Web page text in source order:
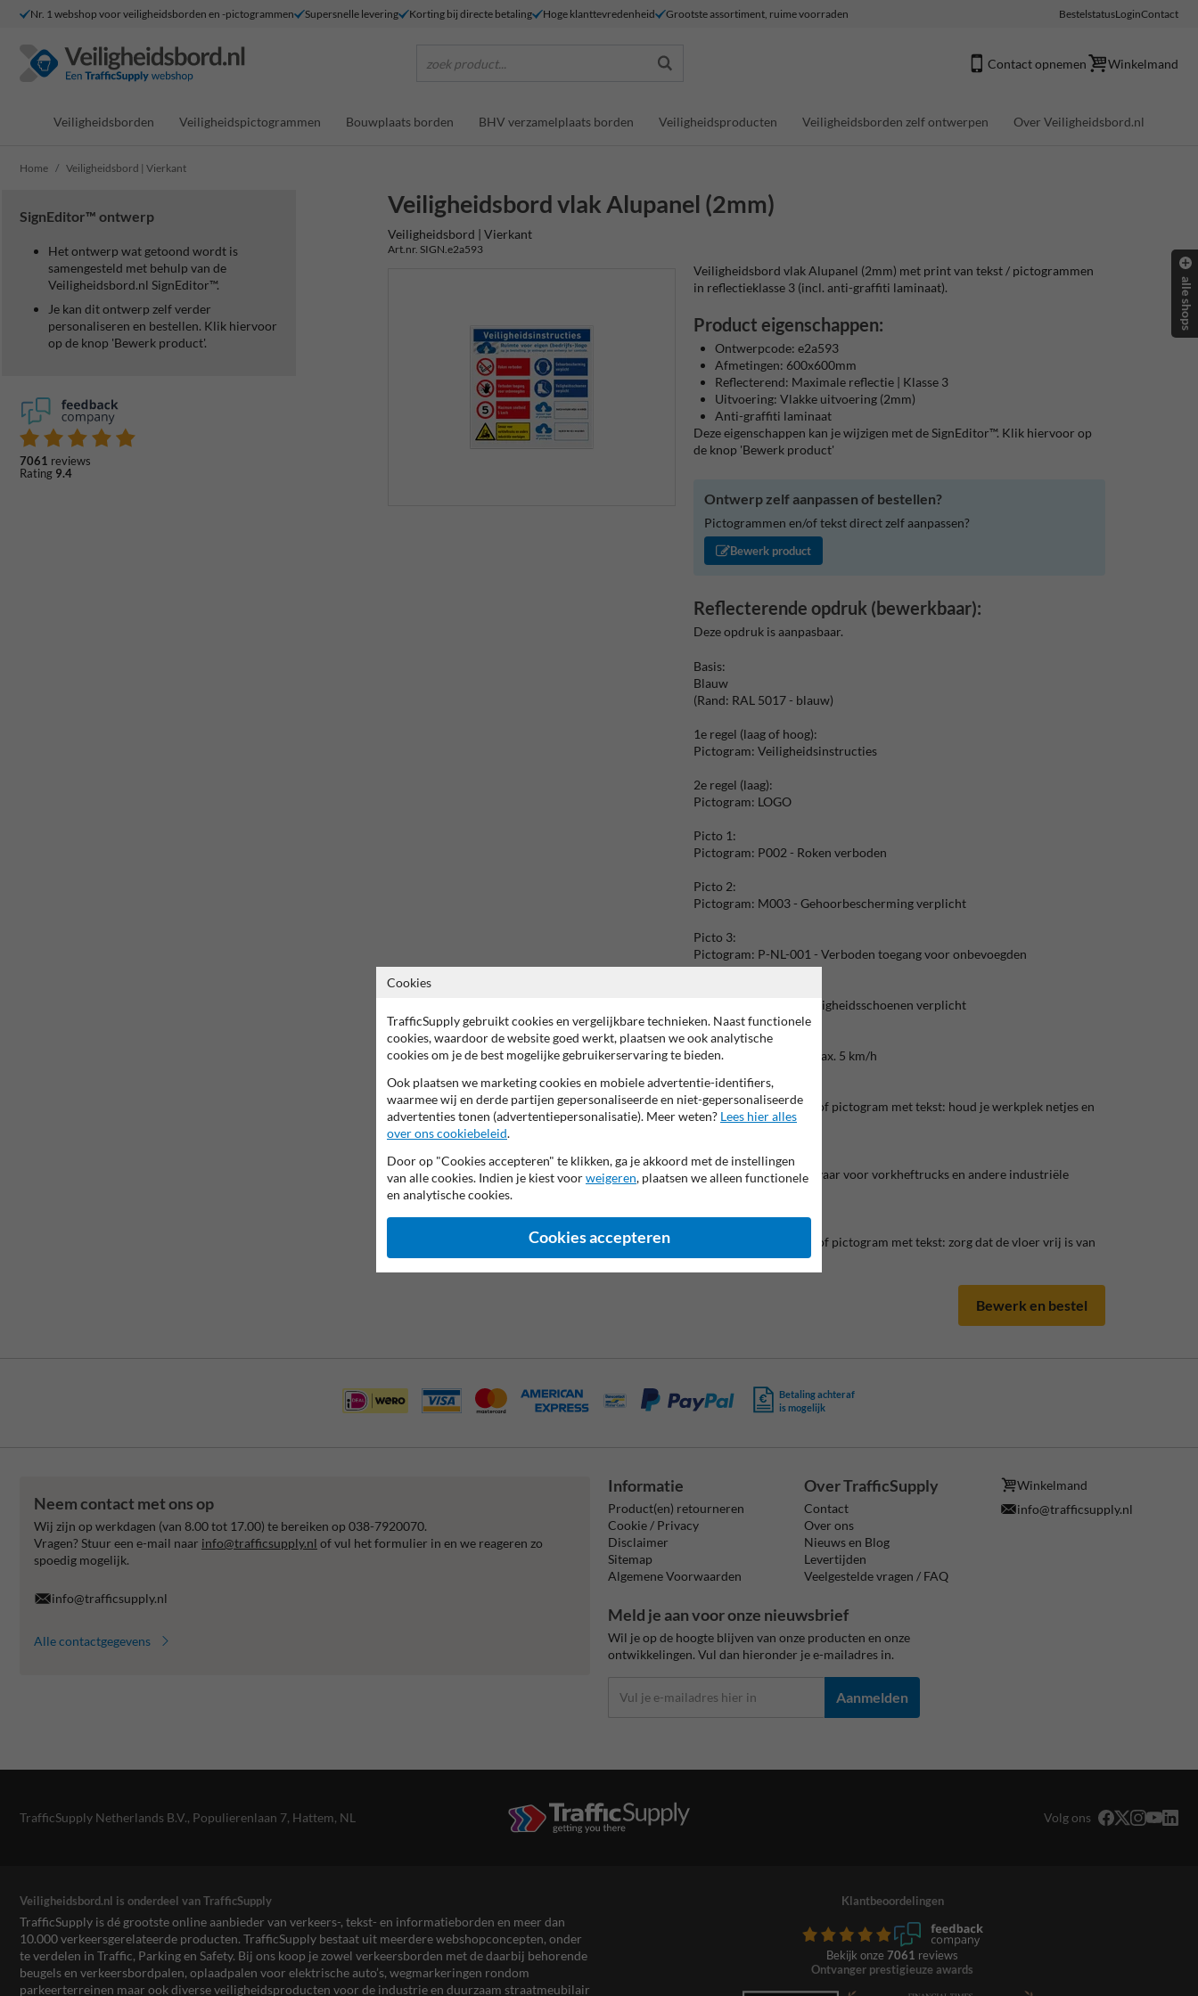
Nr. 1 webshop voor veiligheidsborden en -pictogrammen Supersnelle levering Korting bij directe betaling Hoge klanttevredenheid Grootste assortiment, ruime voorraden BestelstatusLoginContact
zoek product... Contact opnemen Winkelmand
Veiligheidsborden Veiligheidspictogrammen Bouwplaats borden BHV verzamelplaats borden Veiligheidsproducten Veiligheidsborden zelf ontwerpen Over Veiligheidsbord.nl
Home Veiligheidsbord | Vierkant
SignEditor™ ontwerp
Het ontwerp wat getoond wordt is
samengesteld met behulp van de
Veiligheidsbord.nl SignEditor™.
Je kan dit ontwerp zelf verder
personaliseren en bestellen. Klik hiervoor
op de knop 'Bewerk product'.
7061 reviews
Rating 9.4
Veiligheidsbord vlak Alupanel (2mm)
Veiligheidsbord | Vierkant
Art.nr. SIGN.e2a593
Veiligheidsbord vlak Alupanel (2mm) met print van tekst / pictogrammen
in reflectieklasse 3 (incl. anti-graffiti laminaat).
Product eigenschappen:
Ontwerpcode: e2a593
Afmetingen: 600x600mm
Reflecterend: Maximale reflectie | Klasse 3
Uitvoering: Vlakke uitvoering (2mm)
Anti-graffiti laminaat
Deze eigenschappen kan je wijzigen met de SignEditor™. Klik hiervoor op
de knop 'Bewerk product'
Ontwerp zelf aanpassen of bestellen?
Pictogrammen en/of tekst direct zelf aanpassen?
Bewerk product
Reflecterende opdruk (bewerkbaar):
Deze opdruk is aanpasbaar.
Basis:
Blauw
(Rand: RAL 5017 - blauw)
1e regel (laag of hoog):
Pictogram: Veiligheidsinstructies
2e regel (laag):
Pictogram: LOGO
Picto 1:
Pictogram: P002 - Roken verboden
Picto 2:
Pictogram: M003 - Gehoorbescherming verplicht
Picto 3:
Pictogram: P-NL-001 - Verboden toegang voor onbevoegden
Pictogram: M008 - Veiligheidsschoenen verplicht
Picto 5:
Pictogram: A01-05 - Max. 5 km/h
Picto 6:
Pictogram: Eigen logo of pictogram met tekst: houd je werkplek netjes en
ordelijk
Picto 7:
Pictogram: W014 - Gevaar voor vorkheftrucks en andere industriële
Pictogram: Eigen logo of pictogram met tekst: zorg dat de vloer vrij is van
opstakels.
Bewerk en bestel
Betaling achteraf
is mogelijk
Neem contact met ons op
Wij zijn op werkdagen (van 8.00 tot 17.00) te bereiken op 038-7920070.
Vragen? Stuur een e-mail naar info@trafficsupply.nl of vul het formulier in en we reageren zo
spoedig mogelijk.
info@trafficsupply.nl
Alle contactgegevens
Informatie
Product(en) retourneren
Cookie / Privacy
Disclaimer
Sitemap
Algemene Voorwaarden
Over TrafficSupply
Contact
Over ons
Nieuws en Blog
Levertijden
Veelgestelde vragen / FAQ
Winkelmand
info@trafficsupply.nl
Meld je aan voor onze nieuwsbrief
Wil je op de hoogte blijven van onze producten en onze
ontwikkelingen. Vul dan hieronder je e-mailadres in.
Aanmelden
TrafficSupply Netherlands B.V., Populierenlaan 7, Hattem, NL Volg ons
Veiligheidsbord.nl is onderdeel van TrafficSupply
TrafficSupply is dé grootste online aanbieder van verkeers-, tekst- en informatieborden en meer dan
10.000 verkeersgerelateerde producten. TrafficSupply bestaat uit meerdere webshopconcepten, onder
te verdelen in Traffic, Parking en Safety. Bij ons koop je zowel verkeersborden met de daarbij behorende
beugels en verkeersbordpalen, oplaadpalen voor elektrische auto’s, wegmarkeringen rondom
parkeerterreinen maar ook diverse veiligheidsproducten voor de industrie en duurzaam straatmeubilair
Klantbeoordelingen
Bekijk onze 7061 reviews
Ontvanger prestigieuze awards
alle shops
Cookies
TrafficSupply gebruikt cookies en vergelijkbare technieken. Naast functionele
cookies, waardoor de website goed werkt, plaatsen we ook analytische
cookies om je de best mogelijke gebruikerservaring te bieden.
Ook plaatsen we marketing cookies en mobiele advertentie-identifiers,
waarmee wij en derde partijen gepersonaliseerde en niet-gepersonaliseerde
advertenties tonen (advertentiepersonalisatie). Meer weten? Lees hier alles
over ons cookiebeleid.
Door op "Cookies accepteren" te klikken, ga je akkoord met de instellingen
van alle cookies. Indien je kiest voorweigeren, plaatsen we alleen functionele
en analytische cookies.
Cookies accepteren